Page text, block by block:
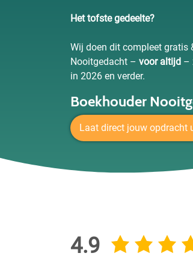
Het tofste gedeelte?
Wij doen dit compleet
Nooitgedacht – voor altijd –
in 2026 en verder.
Boekhouder
Laat direct jouw opdracht
4.9